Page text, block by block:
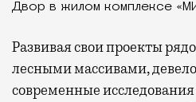
Двор в жилом комплексе
Развиваясвои проекты
лесными массивами,
современные исследования